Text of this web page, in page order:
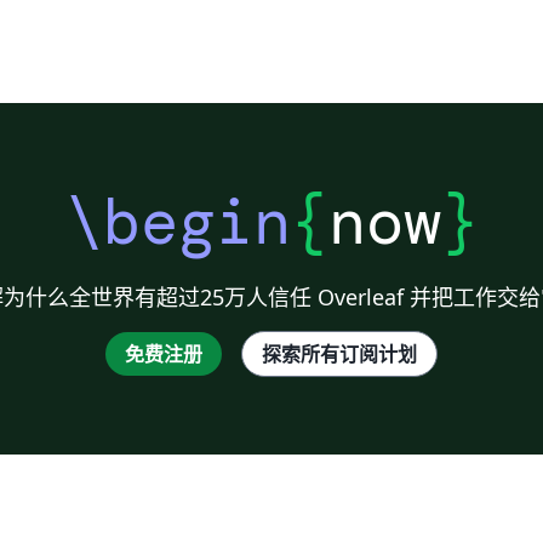
\begin{now}
什么全世界有超过25万人信任 Overleaf 并把工作交
免费注册 探索所有订阅计划